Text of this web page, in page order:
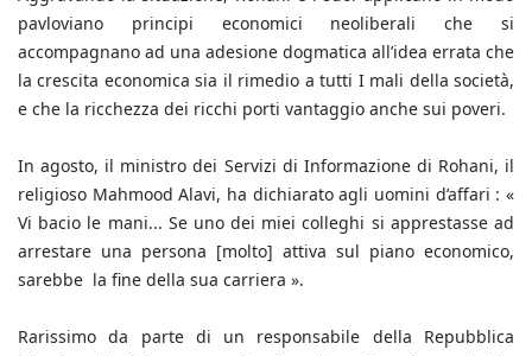
pavloviano principi economici neoliberali che si
accompagnano ad una adesione dogmatica all’idea errata che
la crescita economica sia il rimedio a tutti I mali della società,
e che la ricchezza dei ricchi porti vantaggio anche sui poveri.
In agosto, il ministro dei Servizi di Informazione di Rohani, il
religioso Mahmood Alavi, ha dichiarato agli uomini d’affari : «
Vi bacio le mani... Se uno dei miei colleghi si apprestasse ad
arrestare una persona [molto] attiva sul piano economico,
sarebbe la fine della sua carriera ».
Rarissimo da parte di un responsabile della Repubblica